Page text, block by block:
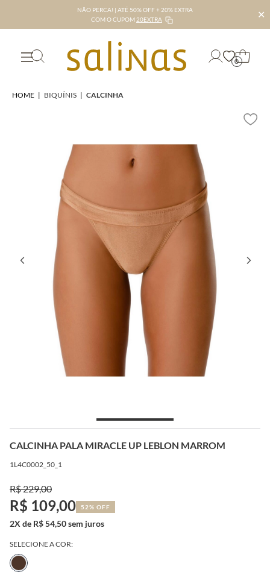
NÃO PERCA! | ATÉ 50% OFF + 20% EXTRA
COM O CUPOM 20EXTRA ✕
0
HOME | BIQUÍNIS | CALCINHA
CALCINHA PALA MIRACLE UP LEBLON MARROM
1L4C0002_50_1
R$ 229,00
R$ 109,00 52% OFF
2X de R$ 54,50 sem juros
SELECIONE A COR: